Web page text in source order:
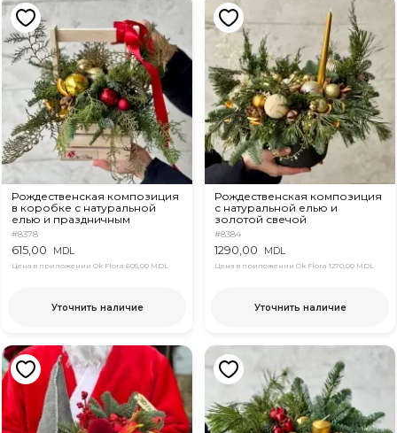
Рождественская композиция
в коробке с натуральной
елью и праздничным
декором
#8378
615,00 MDL
Цена в приложении Ok Flora 605,00 MDL
Уточнить наличие
Рождественская композиция
с натуральной елью и
золотой свечой
#8384
1290,00 MDL
Цена в приложении Ok Flora 1270,00 MDL
Уточнить наличие